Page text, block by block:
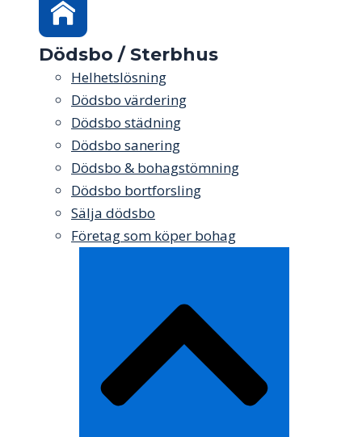
Dödsbo / Sterbhus
Helhetslösning
Dödsbo värdering
Dödsbo städning
Dödsbo sanering
Dödsbo & bohagstömning
Dödsbo bortforsling
Sälja dödsbo
Företag som köper bohag